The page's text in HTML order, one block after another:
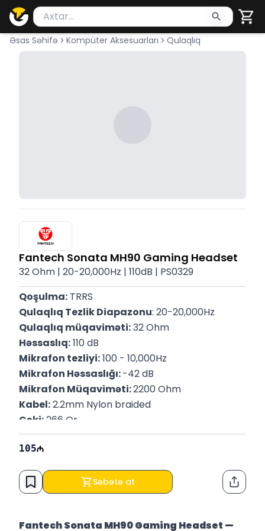
Məhsul axtar
Axtarış üçün ən azı 2 simvol yazın. Göndərmək
Əsas Səhifə Kompüter Aksesuarları Qulaqlıq
Fantech Sonata MH90 Gaming Headset
32 Ohm | 20-20,000Hz | 110dB | PS0329
Qoşulma: TRRS
Qulaqlıq Tezlik Diapazonu: 20-20,000Hz
Qulaqlıq müqaviməti: 32 Ohm
Həssaslıq: 110 dB
Mikrafon tezliyi: 100 - 10,000Hz
Mikrafon Həssaslığı: -42 dB
Mikrafon Müqaviməti: 2200 Ohm
Kabel: 2.2mm Nylon braided
Çəki: 266 Qr
Zəmanət: 14 Gün
105
Səbətə at
Fantech Sonata MH90 Gaming Headset —